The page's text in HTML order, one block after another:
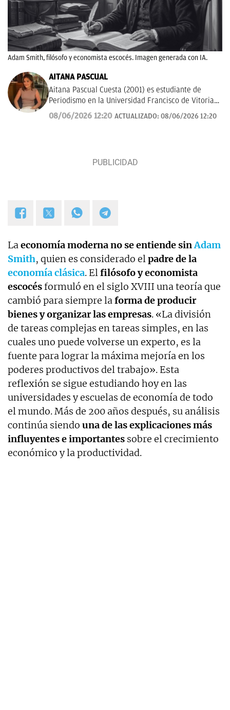
Adam Smith, filósofo y economista escocés. Imagen generada con IA.
AITANA PASCUAL
Aitana Pascual Cuesta (2001) es estudiante de
Periodismo en la Universidad Francisco de Vitoria
de Madrid desde el 2023. Escogió esta profesión
por su gran vocación con la comunicación y la
los sucesos de forma clara y rigurosa.
08/06/2026 12:20 ACTUALIZADO: 08/06/2026 12:20
Laeconomía moderna no se entiende sinAdam
Smith, quien es considerado elpadre de la
economía clásica. Elfilósofo y economista
escocésformuló en el siglo XVIII una teoría que
cambió para siempre laforma de producir
bienes y organizar las empresas. «La división
de tareas complejas en tareas simples, en las
cuales uno puede volverse un experto, es la
fuente para lograr la máxima mejoría en los
poderes productivos del trabajo». Esta
reflexión se sigue estudiando hoy en las
universidades y escuelas de economía de todo
el mundo. Más de 200 años después, su análisis
continúa siendo una de las explicaciones más
influyentes e importantes sobre el crecimiento
económico y la productividad.